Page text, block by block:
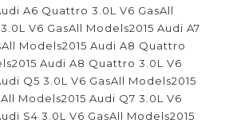
A6 Quattro 3.0L V6 GasAll
V6 GasAll Models2015 Audi A7
Models2015 Audi A8 Quattro
Audi A8 Quattro 3.0L V6
Q5 3.0L V6 GasAll Models2015
Models2015 Audi Q7 3.0L V6
S4 3.0L V6 GasAll Models2015